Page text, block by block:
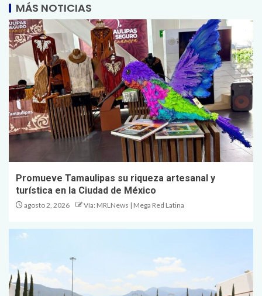
MÁS NOTICIAS
Promueve Tamaulipas su riqueza artesanal y
turística en la Ciudad de México
agosto 2, 2026 Vía: MRLNews | Mega Red Latina